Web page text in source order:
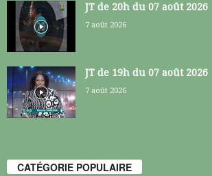
JT de 20h du 07 août 2026
7 août 2026
JT de 19h du 07 août 2026
7 août 2026
CATÉGORIE POPULAIRE